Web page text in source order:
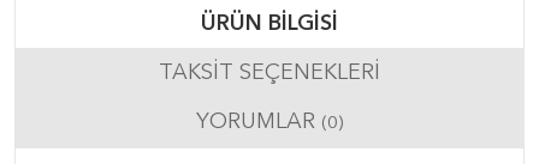
ÜRÜN BILGISI
TAKSIT SEÇENEKLERI
YORUMLAR (0)